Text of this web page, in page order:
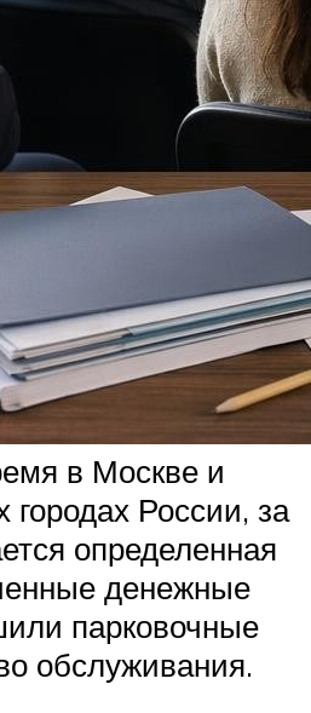
в Москве и
городах России, за
определенная
денежные
парковочные
обслуживания.